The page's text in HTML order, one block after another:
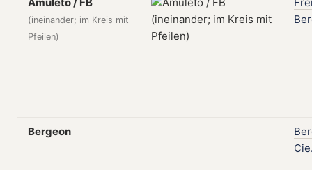
(ineinander; im Kreis mit
Pfeilen)
Bergeon